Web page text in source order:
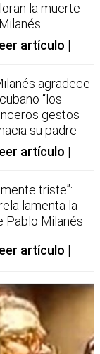
la muerte
artículo
agradece
“los
gestos
su padre
artículo
triste”:
lamenta la
Pablo Milanés
artículo